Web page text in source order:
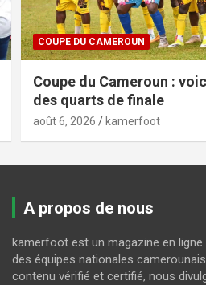
COUPE DU CAMEROUN
Coupe du Cameroun :
des quarts de finale
août 6, 2026 kamerfoot
A propos de nous
kamerfoot est un magazine en
des équipes nationales
contenu vérifié et certifié, nous